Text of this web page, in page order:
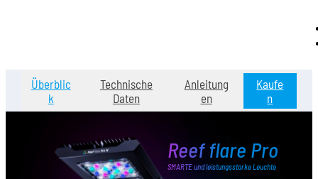
Überblic
k
Technische
Daten
Anleitung
en
Kaufe
n
Reef flare Pro
SMARTE und leistungsstarke Leuchte